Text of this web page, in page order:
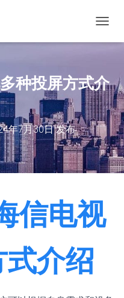
换
种投屏方式介
年7月30日发布
信电视
介绍